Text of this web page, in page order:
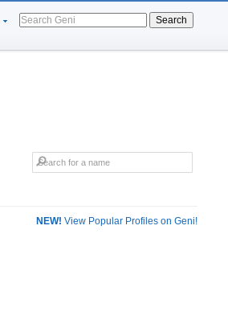
Search
NEW! View Popular Profiles on Geni!